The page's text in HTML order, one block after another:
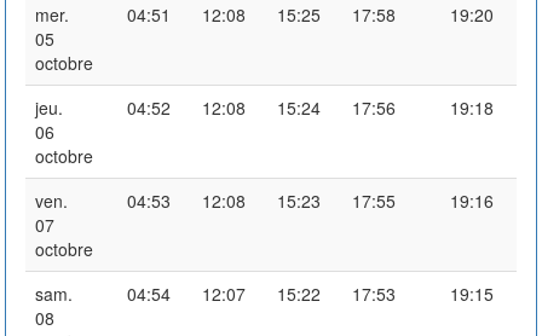
mer.
05
octobre
04:51 12:08 15:25 17:58 19:20
jeu.
06
octobre
04:52 12:08 15:24 17:56 19:18
ven.
07
octobre
04:53 12:08 15:23 17:55 19:16
sam.
08
04:54 12:07 15:22 17:53 19:15